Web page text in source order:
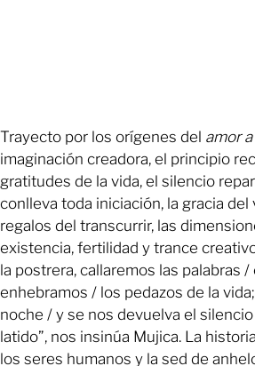
Trayecto por los orígenes del amor
imaginación creadora, el principio
gratitudes de la vida, el silencio
conlleva toda iniciación, la gracia del
regalos del transcurrir, las
existencia, fertilidad y trance
la postrera, callaremos las palabras /
enhebramos / los pedazos de la
noche / y se nos devuelva el
latido”, nos insinúa Mujica. La
los seres humanos y la sed de